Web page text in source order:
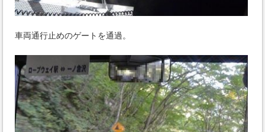
車両通行止めのゲートを通過。